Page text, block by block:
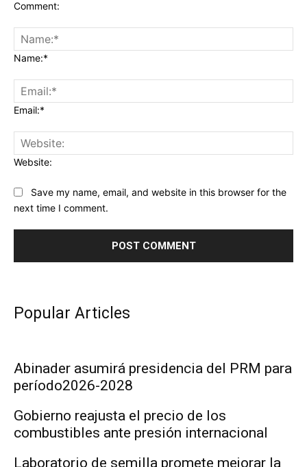
Comment:
Name:*
Email:*
Website:
Save my name, email, and website in this browser for the
next time I comment.
Popular Articles
Abinader asumirá presidencia del PRM para
período2026-2028
Gobierno reajusta el precio de los
combustibles ante presión internacional
Laboratorio de semilla promete mejorar la